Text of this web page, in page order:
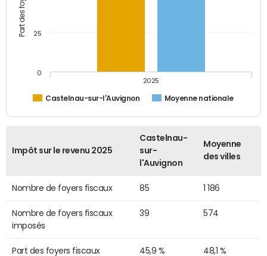
Castelnau-sur-l'Auvignon Moyenne nationale
2025
0
25
Impôt sur le revenu 2025
Castelnau-
sur-
l'Auvignon
Moyenne
des villes
Nombre de foyers fiscaux 85 1 186
Nombre de foyers fiscaux
imposés
39 574
Part des foyers fiscaux
45,9 % 48,1 %